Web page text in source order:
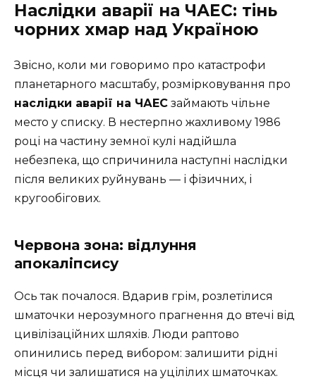
Наслідки аварії на ЧАЕС: тінь
чорних хмар над Україною
Звісно, коли ми говоримо про катастрофи
планетарного масштабу, розмірковування про
наслідки аварії на ЧАЕС займають чільне
место у списку. В нестерпно жахливому 1986
році на частину земної кулі надійшла
небезпека, що спричинила наступні наслідки
після великих руйнувань — і фізичних, і
кругообігових.
Червона зона: відлуння
апокаліпсису
Ось так почалося. Вдарив грім, розлетілися
шматочки нерозумного прагнення до втечі від
цивілізаційних шляхів. Люди раптово
опинились перед вибором: залишити рідні
місця чи залишатися на уцілілих шматочках.